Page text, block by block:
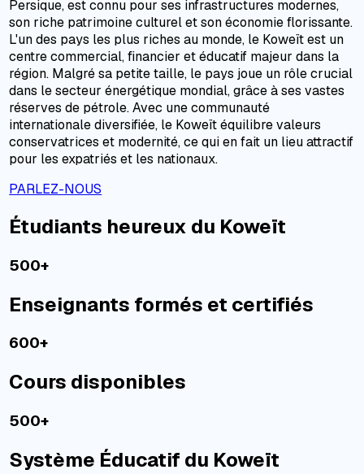
Persique, est connu pour ses infrastructures modernes,
son riche patrimoine culturel et son économie florissante.
L'un des pays les plus riches au monde, le Koweït est un
centre commercial, financier et éducatif majeur dans la
région. Malgré sa petite taille, le pays joue un rôle crucial
dans le secteur énergétique mondial, grâce à ses vastes
réserves de pétrole. Avec une communauté
internationale diversifiée, le Koweït équilibre valeurs
conservatrices et modernité, ce qui en fait un lieu attractif
pour les expatriés et les nationaux.
PARLEZ-NOUS
Étudiants heureux du Koweït
500+
Enseignants formés et certifiés
600+
Cours disponibles
500+
Système Éducatif du Koweït